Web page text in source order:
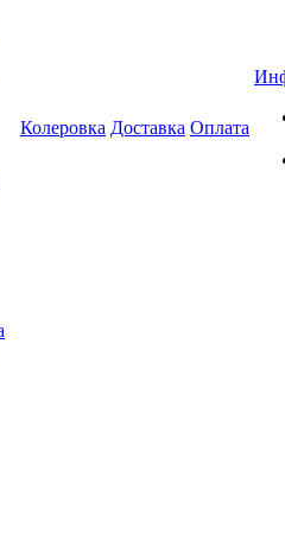
Колеровка Доставка Оплата